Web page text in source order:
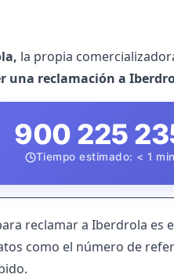
la propia
una reclamación a
900 225
Tiempo estimado: < 1 min
reclamar a Iberdrola es
como el número de